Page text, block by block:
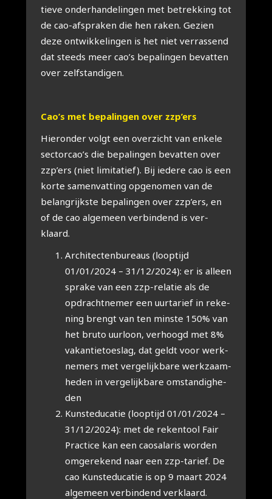
tie­ve onder­han­de­lin­gen met betrek­king tot
de cao-afspra­ken die hen raken. Gezien
deze ont­wik­ke­lin­gen is het niet ver­ras­send
dat steeds meer cao’s bepa­lin­gen bevat­ten
over zelf­stan­di­gen.
Cao’s met bepa­lin­gen over zzp’ers
Hier­on­der volgt een over­zicht van enke­le
sectorcao’s die bepa­lin­gen bevat­ten over
zzp’ers (niet limi­ta­tief). Bij iede­re cao is een
kor­te samen­vat­ting opge­no­men van de
belang­rijk­ste bepa­lin­gen over zzp’ers, en
of de cao alge­meen ver­bin­dend is ver­
klaard.
Archi­tec­ten­bu­reaus (loop­tijd
01/01/2024 – 31/12/2024): er is alleen
spra­ke van een zzp-rela­tie als de
opdracht­ne­mer een uur­ta­rief in reke­
ning brengt van ten min­ste 150% van
het bru­to uur­loon, ver­hoogd met 8%
vakan­tie­toe­slag, dat geldt voor werk­
ne­mers met ver­ge­lijk­ba­re werk­zaam­
he­den in ver­ge­lijk­ba­re omstan­dig­he­
den
Kunst­edu­ca­tie (loop­tijd 01/01/2024 –
31/12/2024): met de reken­tool Fair
Prac­ti­ce kan een cao­sa­la­ris wor­den
omge­re­kend naar een zzp-tarief. De
cao Kunst­edu­ca­tie is op 9 maart 2024
alge­meen ver­bin­dend ver­klaard.